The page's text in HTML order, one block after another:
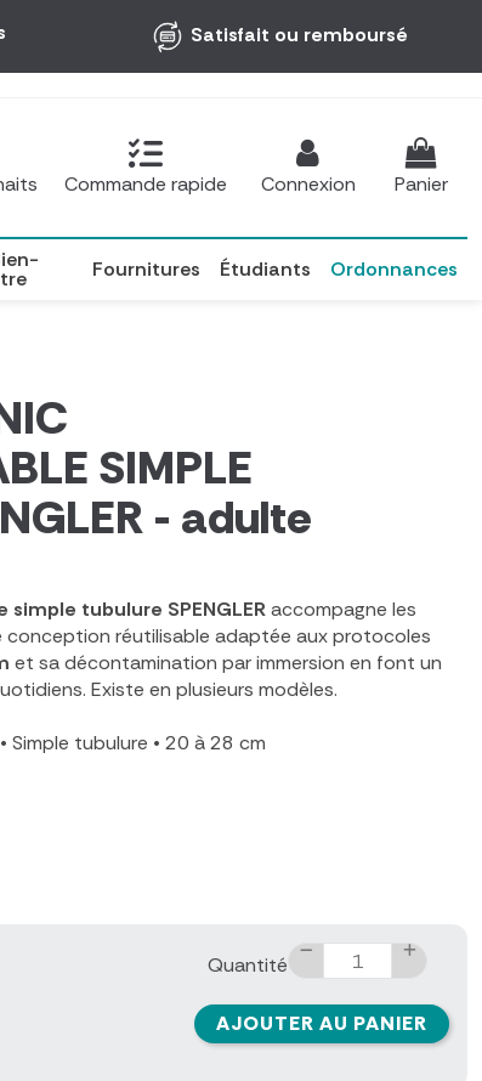
Satisfait ou remboursé
Commande rapide Connexion Panier
Fournitures Étudiants Ordonnances
SIMPLE
- adulte
tubulure SPENGLERaccompagne les
conception réutilisable adaptée aux protocoles
et sa décontamination par immersion en font un
Existe en plusieurs modèles.
• Simple tubulure • 20 à 28 cm
Quantité
AJOUTER AU PANIER